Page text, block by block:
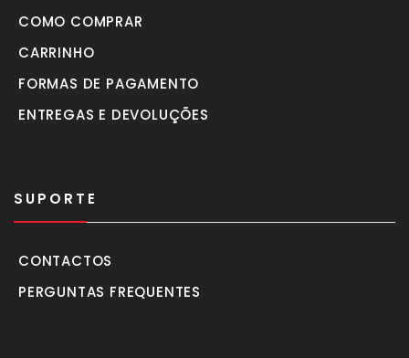
COMO COMPRAR
CARRINHO
FORMAS DE PAGAMENTO
ENTREGAS E DEVOLUÇÕES
SUPORTE
CONTACTOS
PERGUNTAS FREQUENTES